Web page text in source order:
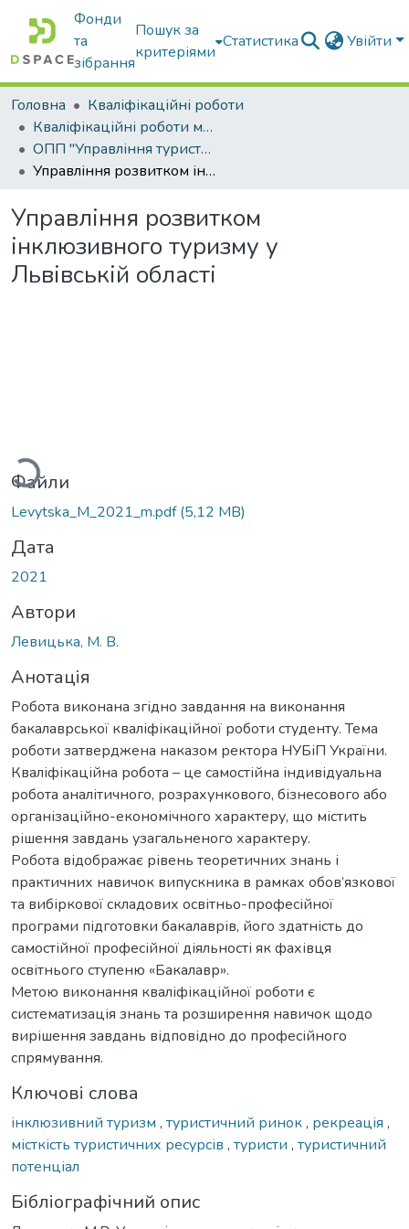
Фонди
та
зібрання
Пошук за
критеріями
Статистика Увійти
Головна
Кваліфікаційні роботи
Кваліфікаційні роботи магістрів
ОПП "Управління туристичним і готельно-ресторанним бізнесом"
Управління розвитком інклюзивного туризму у Львівській області
Управління розвитком
інклюзивного туризму у
Львівській області
Файли
Levytska_M_2021_m.pdf(5,12 MB)
Дата
2021
Автори
Левицька, М. В.
Анотація
Робота виконана згідно завдання на виконання
бакалаврської кваліфікаційної роботи студенту. Тема
роботи затверджена наказом ректора НУБіП України.
Кваліфікаційна робота – це самостійна індивідуальна
робота аналітичного, розрахункового, бізнесового або
організаційно-економічного характеру, що містить
рішення завдань узагальненого характеру.
Робота відображає рівень теоретичних знань і
практичних навичок випускника в рамках обов’язкової
та вибіркової складових освітньо-професійної
програми підготовки бакалаврів, його здатність до
самостійної професійної діяльності як фахівця
освітнього ступеню «Бакалавр».
Метою виконання кваліфікаційної роботи є
систематизація знань та розширення навичок щодо
вирішення завдань відповідно до професійного
спрямування.
Ключові слова
інклюзивний туризм , туристичний ринок, рекреація ,
місткість туристичних ресурсів , туристи , туристичний
потенціал
Бібліографічний опис